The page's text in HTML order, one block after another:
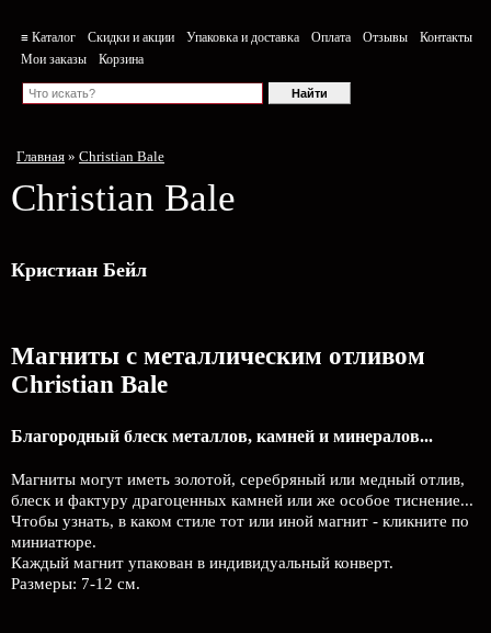
≡ Каталог Скидки и акции Упаковка и доставка Оплата Отзывы
Контакты
Мои заказы
Корзина
Главная » Christian Bale
Christian Bale
Кристиан Бейл
Магниты с металлическим отливом
Christian Bale
Благородный блеск металлов, камней и минералов...
Магниты могут иметь золотой, серебряный или медный отлив,
блеск и фактуру драгоценных камней или же особое тиснение...
Чтобы узнать, в каком стиле тот или иной магнит - кликните по
миниатюре.
Каждый магнит упакован в индивидуальный конверт.
Размеры: 7-12 см.